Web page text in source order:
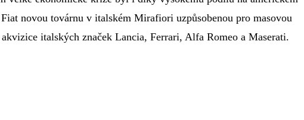
novou továrnu v italském Mirafiori uzpůsobenou pro masovou
italských značek Lancia, Ferrari, Alfa Romeo a Maserati.